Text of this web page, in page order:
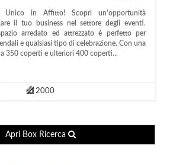
Unico in Affitto! Scopri un'opportunità
il tuo business nel settore degli eventi.
arredato ed attrezzato è perfetto per
e qualsiasi tipo di celebrazione. Con una
350 coperti e ulteriori 400 coperti...
2000
Apri Box Ricerca